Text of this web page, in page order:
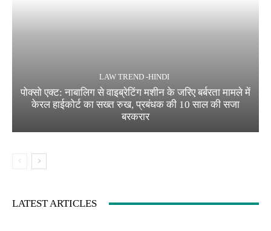
LAW TREND -HINDI
पोक्सो एक्ट: नाबालिग से वाइब्रेटिंग मशीन के जरिए बर्बरता मामले में
केरल हाईकोर्ट का सख्त रुख, प्रबंधक की 10 साल की सजा
बरकरार
LATEST ARTICLES